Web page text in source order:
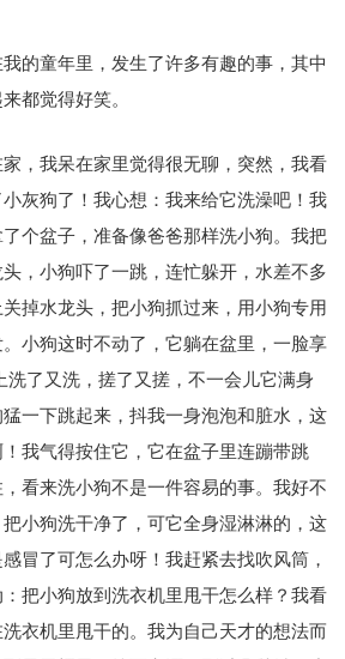
的童年里，发生了许多有趣的事，其中
都觉得好笑。
，我呆在家里觉得很无聊，突然，我看
灰狗了！我心想：我来给它洗澡吧！我
个盆子，准备像爸爸那样洗小狗。我把
，小狗吓了一跳，连忙躲开，水差不多
掉水龙头，把小狗抓过来，用小狗专用
小狗这时不动了，它躺在盆里，一脸享
洗了又洗，搓了又搓，不一会儿它满身
一下跳起来，抖我一身泡泡和脏水，这
我气得按住它，它在盆子里连蹦带跳
看来洗小狗不是一件容易的事。我好不
小狗洗干净了，可它全身湿淋淋的，这
冒了可怎么办呀！我赶紧去找吹风筒，
把小狗放到洗衣机里甩干怎么样？我看
衣机里甩干的。我为自己天才的想法而